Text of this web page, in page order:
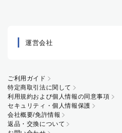
運営会社
ご利用ガイド
特定商取引法に関して
利用規約および個人情報の同意事項
セキュリティ・個人情報保護
会社概要/免許情報
返品・交換について